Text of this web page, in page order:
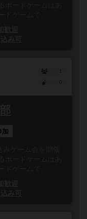
ボードゲームはあ
ドゲームで...
歓迎
み可
1
加
ゲーム会を開催
ボードゲームはあ
ドゲームで...
歓迎
み可